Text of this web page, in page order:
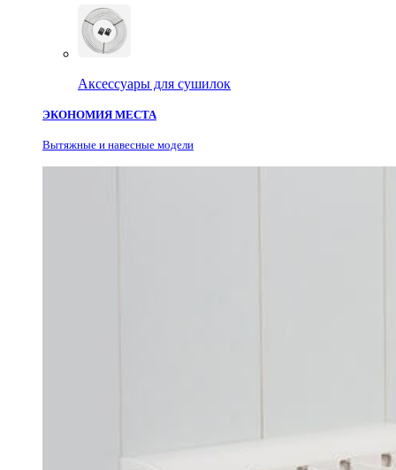
Аксессуары для сушилок
ЭКОНОМИЯ МЕСТА
Вытяжные и навесные модели